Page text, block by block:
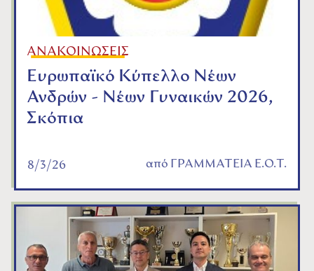
ΑΝΑΚΟΙΝΩΣΕΙΣ
Ευρωπαϊκό Κύπελλο Νέων
Ανδρών - Νέων Γυναικών 2026,
Σκόπια
8/3/26 από ΓΡΑΜΜΑΤΕΙΑ Ε.Ο.Τ.